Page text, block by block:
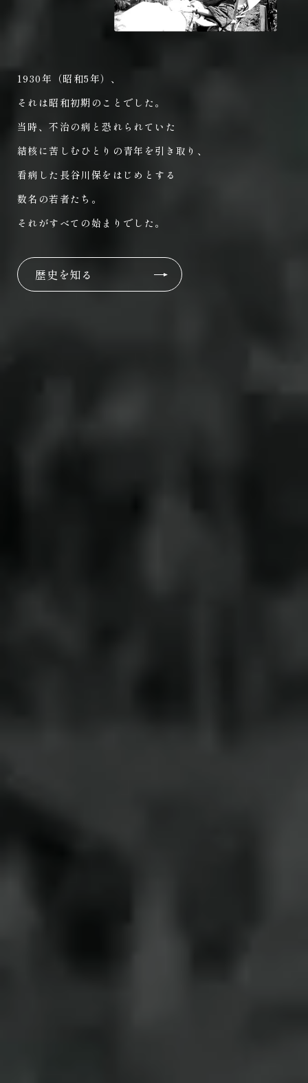
1930年（昭和5年）、
それは昭和初期のことでした。
当時、不治の病と恐れられていた
結核に苦しむひとりの青年を引き取り、
看病した長谷川保をはじめとする
数名の若者たち。
それがすべての始まりでした。
歴史を知る